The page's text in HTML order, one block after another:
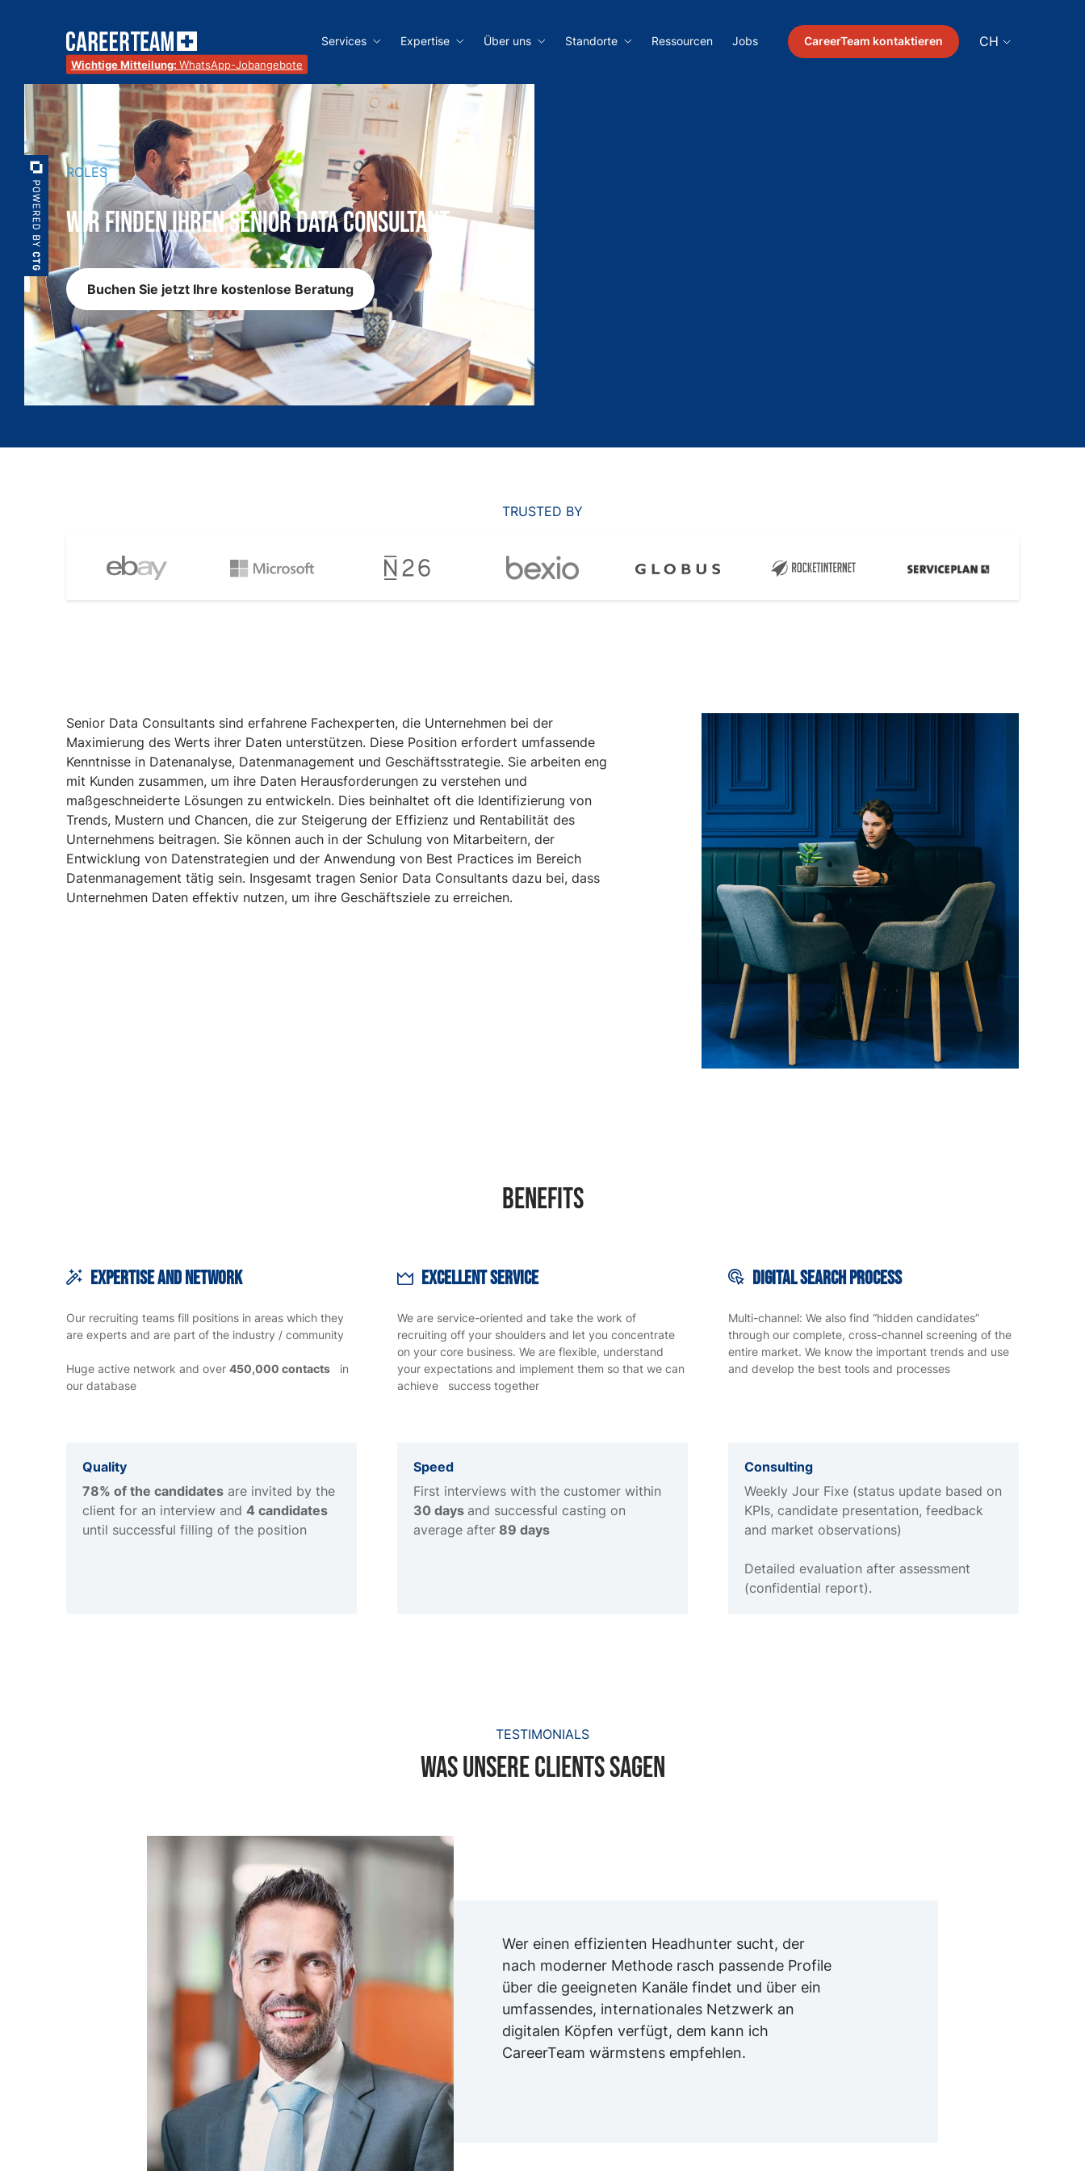
Services Expertise Über uns Standorte Ressourcen Jobs CareerTeam kontaktieren CH
Wichtige Mitteilung: WhatsApp-Jobangebote
ROLES
Wir finden Ihren Senior Data Consultant
Buchen Sie jetzt Ihre kostenlose Beratung
TRUSTED BY
Senior Data Consultants sind erfahrene Fachexperten, die Unternehmen bei der
Maximierung des Werts ihrer Daten unterstützen. Diese Position erfordert umfassende
Kenntnisse in Datenanalyse, Datenmanagement und Geschäftsstrategie. Sie arbeiten eng
mit Kunden zusammen, um ihre Daten Herausforderungen zu verstehen und
maßgeschneiderte Lösungen zu entwickeln. Dies beinhaltet oft die Identifizierung von
Trends, Mustern und Chancen, die zur Steigerung der Effizienz und Rentabilität des
Unternehmens beitragen. Sie können auch in der Schulung von Mitarbeitern, der
Entwicklung von Datenstrategien und der Anwendung von Best Practices im Bereich
Datenmanagement tätig sein. Insgesamt tragen Senior Data Consultants dazu bei, dass
Unternehmen Daten effektiv nutzen, um ihre Geschäftsziele zu erreichen.
Benefits
Expertise and network
Our recruiting teams fill positions in areas which they
are experts and are part of the industry / community
Huge active network and over 450,000 contacts in
our database
Excellent service
We are service-oriented and take the work of
recruiting off your shoulders and let you concentrate
on your core business. We are flexible, understand
your expectations and implement them so that we can
achieve success together
Digital search process
Multi-channel: We also find “hidden candidates”
through our complete, cross-channel screening of the
entire market. We know the important trends and use
and develop the best tools and processes
Quality
78% of the candidates are invited by the
client for an interview and 4 candidates
until successful filling of the position
Speed
First interviews with the customer within
30 days and successful casting on
average after 89 days
Consulting
Weekly Jour Fixe (status update based on
KPIs, candidate presentation, feedback
and market observations)
Detailed evaluation after assessment
(confidential report).
TESTIMONIALS
Was unsere clients sagen
Wer einen effizienten Headhunter sucht, der
nach moderner Methode rasch passende Profile
über die geeigneten Kanäle findet und über ein
umfassendes, internationales Netzwerk an
digitalen Köpfen verfügt, dem kann ich
CareerTeam wärmstens empfehlen.